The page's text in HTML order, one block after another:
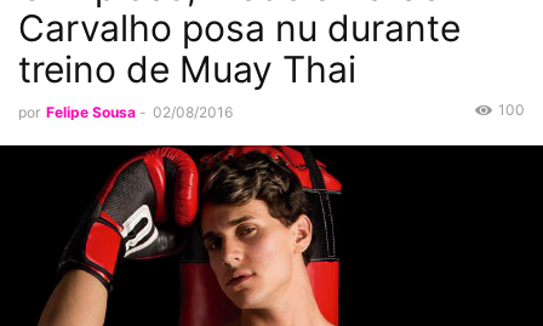
Carvalho posa nu durante
treino de Muay Thai
por Felipe Sousa - 02/08/2016 100